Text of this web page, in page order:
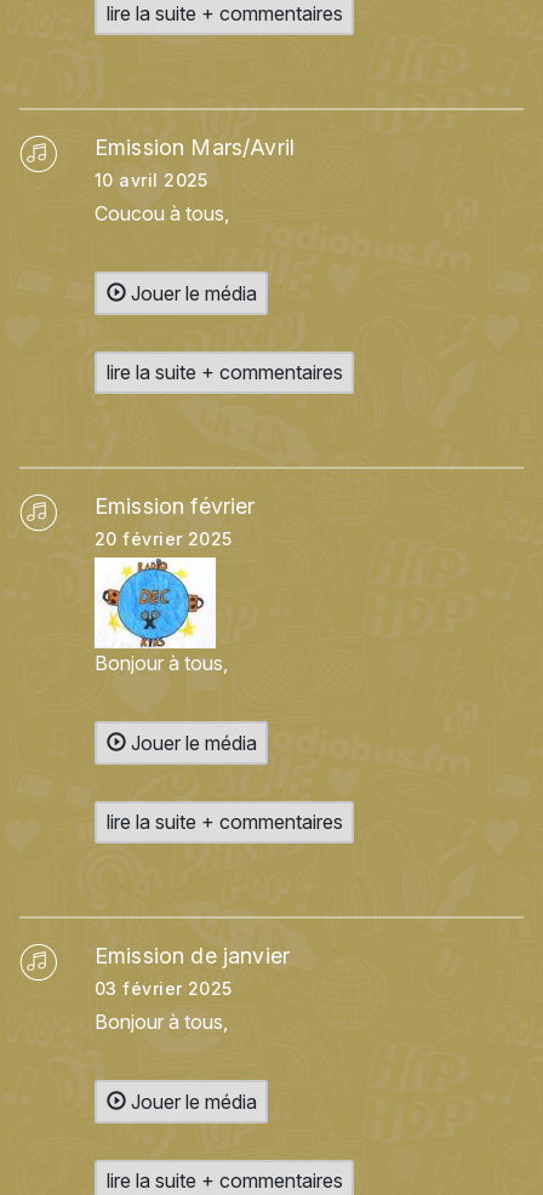
lire la suite + commentaires
Emission Mars/Avril
10 avril 2025
Coucou à tous,
Jouer le média
lire la suite + commentaires
Emission février
20 février 2025
Bonjour à tous,
Jouer le média
lire la suite + commentaires
Emission de janvier
03 février 2025
Bonjour à tous,
Jouer le média
lire la suite + commentaires